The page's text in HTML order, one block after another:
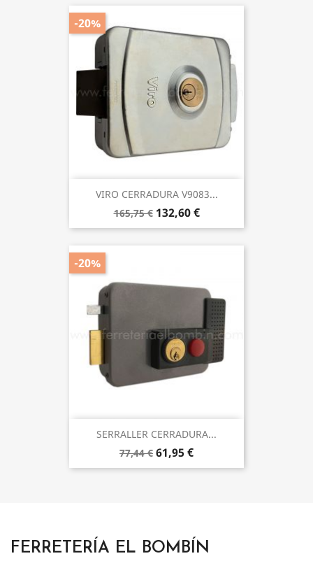
VIRO CERRADURA V9083...
165,75 € 132,60 €
-20%
SERRALLER CERRADURA...
77,44 € 61,95 €
-20%
FERRETERÍA EL BOMBÍN